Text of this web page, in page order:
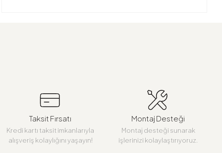
Taksit Fırsatı
Kredi kartı taksit imkanlarıyla
alışveriş kolaylığını yaşayın!
Montaj Desteği
Montaj desteği sunarak
işlerinizi kolaylaştırıyoruz.